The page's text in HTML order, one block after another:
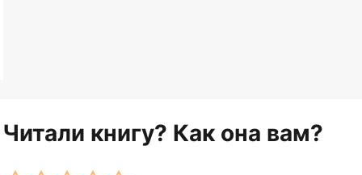
Читали книгу? Как она вам?